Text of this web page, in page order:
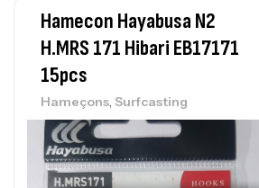
Hamecon Hayabusa N2
H.MRS 171 Hibari EB17171
15pcs
Hameçons, Surfcasting